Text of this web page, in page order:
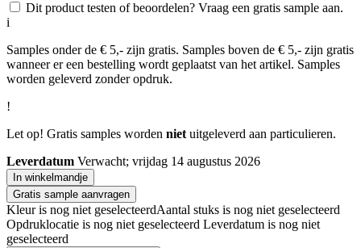
Dit product testen of beoordelen? Vraag een gratis sample aan.
i
Samples onder de € 5,- zijn gratis. Samples boven de € 5,- zijn gratis
wanneer er een bestelling wordt geplaatst van het artikel. Samples
worden geleverd zonder opdruk.
!
Let op! Gratis samples worden nietuitgeleverd aan particulieren.
Leverdatum Verwacht; vrijdag 14 augustus 2026
In winkelmandje
Gratis sample aanvragen
Kleur is nog niet geselecteerdAantal stuks is nog niet geselecteerd
Opdruklocatie is nog niet geselecteerd Leverdatum is nog niet
geselecteerd